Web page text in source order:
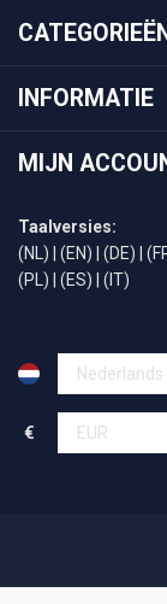
CATEGORIEËN
INFORMATIE
MIJN
Taalversies:
(NL)
(EN) (DE)
(PL)
(ES) (IT)
€